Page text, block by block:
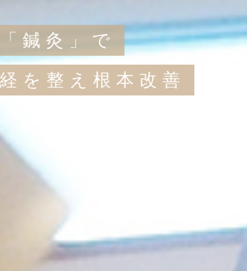
「鍼灸」で
自律神経を整え根本改善